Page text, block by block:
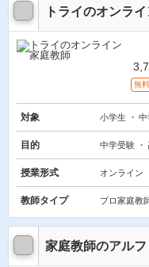
トライのオンラ
無
対象 小学生 中
目的 中学受験
授業形式 オンライン
教師タイプ プロ家庭教
家庭教師のアル